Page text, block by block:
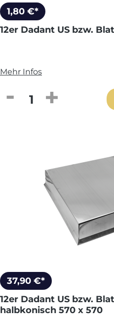
1,80 €*
12er Dadant US bzw.
Mehr Infos
Produkt Anzahl:
37,90 €*
12er Dadant US bzw.
halbkonisch 570 x 570